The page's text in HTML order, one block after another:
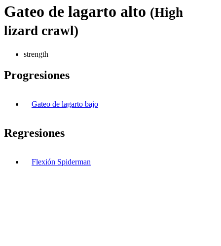
Gateo de lagarto alto (High
lizard crawl)
strength
Progresiones
Gateo de lagarto bajo
Regresiones
Flexión Spiderman